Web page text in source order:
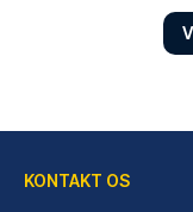
KONTAKT OS